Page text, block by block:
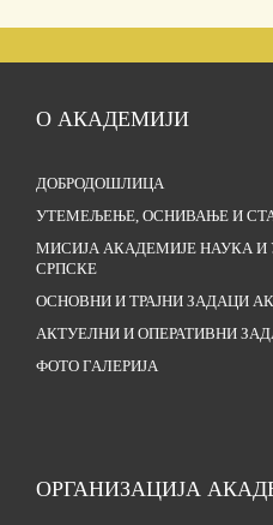
О АКАДЕМИЈИ
ДОБРОДОШЛИЦА
УТЕМЕЉЕЊЕ, ОСНИВАЊЕ И
МИСИЈА АКАДЕМИЈЕ НАУКА И
СРПСКЕ
ОСНОВНИ И ТРАЈНИ ЗАДАЦИ
АКТУЕЛНИ И ОПЕРАТИВНИ
ФОТО ГАЛЕРИЈА
ОРГАНИЗАЦИЈА